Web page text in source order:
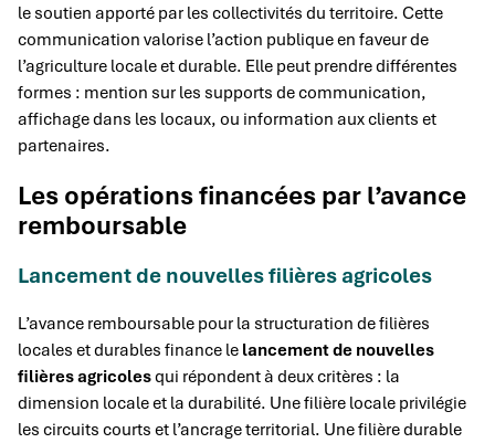
le soutien apporté par les collectivités du territoire. Cette
communication valorise l’action publique en faveur de
l’agriculture locale et durable. Elle peut prendre différentes
formes : mention sur les supports de communication,
affichage dans les locaux, ou information aux clients et
partenaires.
Les opérations financées par l’avance
remboursable
Lancement de nouvelles filières agricoles
L’avance remboursable pour la structuration de filières
locales et durables finance le lancement de nouvelles
filières agricolesqui répondent à deux critères : la
dimension locale et la durabilité. Une filière locale privilégie
les circuits courts et l’ancrage territorial. Une filière durable